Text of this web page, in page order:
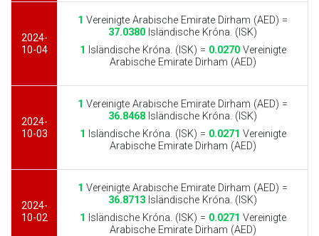
2024-
10-04
1 Vereinigte Arabische Emirate Dirham (AED) =
37.0380 Isländische Króna. (ISK)
1 Isländische Króna. (ISK) = 0.0270Vereinigte
Arabische Emirate Dirham (AED)
2024-
10-03
1 Vereinigte Arabische Emirate Dirham (AED) =
36.8468 Isländische Króna. (ISK)
1 Isländische Króna. (ISK) = 0.0271 Vereinigte
Arabische Emirate Dirham (AED)
2024-
10-02
1 Vereinigte Arabische Emirate Dirham (AED) =
36.8713 Isländische Króna. (ISK)
1 Isländische Króna. (ISK) = 0.0271 Vereinigte
Arabische Emirate Dirham (AED)